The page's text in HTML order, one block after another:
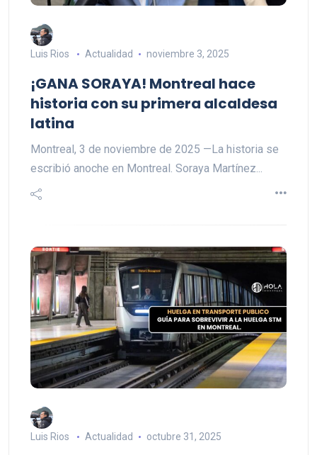
Luis Rios Actualidad noviembre 3, 2025
¡GANA SORAYA! Montreal hace
historia con su primera alcaldesa
latina
Montreal, 3 de noviembre de 2025 —La historia se
escribió anoche en Montreal. Soraya Martínez...
Luis Rios Actualidad octubre 31, 2025